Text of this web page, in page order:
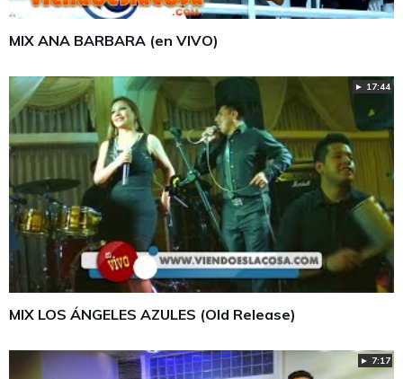
MIX ANA BARBARA (en VIVO)
► 17:44
MIX LOS ÁNGELES AZULES (Old Release)
► 7:17